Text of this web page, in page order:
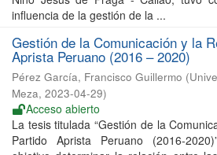
influencia de la gestión de la ...
Gestión de la Comunicación y la
Aprista Peruano (2016 – 2020)
Pérez García, Francisco Guillermo (
Meza, 2023-04-29)
Acceso abierto
La tesis titulada “Gestión de la
Partido Aprista Peruano (2016-